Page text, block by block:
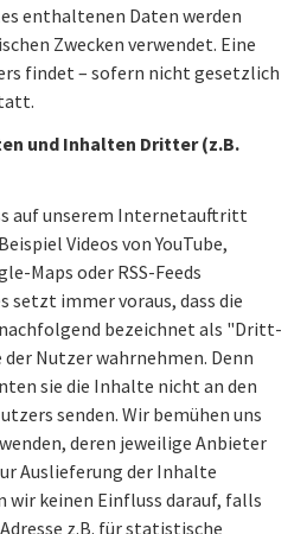
enthaltenen Daten werden
Zwecken verwendet. Eine
findet – sofern nicht gesetzlich
und Inhalten Dritter (z.B.
auf unserem Internetauftritt
Videos von YouTube,
Maps oder RSS-Feeds
setzt immer voraus, dass die
bezeichnet als "Dritt-
Nutzer wahrnehmen. Denn
sie die Inhalte nicht an den
senden. Wir bemühen uns
deren jeweilige Anbieter
Auslieferung der Inhalte
wir keinen Einfluss darauf, falls
z.B. für statistische